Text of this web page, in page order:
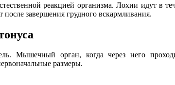
реакцией организма. Лохии идут в
завершения грудного вскармливания.
Мышечный орган, когда через него
размеры.